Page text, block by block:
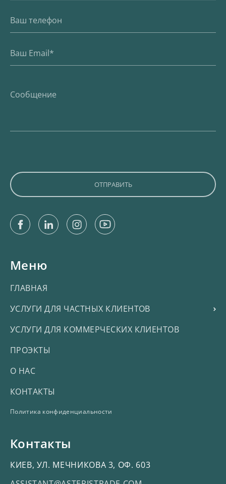
FacebookLinkedinInstagramYoutube
Меню
ГЛАВНАЯ
УСЛУГИ ДЛЯ ЧАСТНЫХ КЛИЕНТОВ
УСЛУГИ ДЛЯ КОММЕРЧЕСКИХ КЛИЕНТОВ
ПРОЭКТЫ
О НАС
КОНТАКТЫ
Политика конфиденциальности
Контакты
КИЕВ, УЛ. МЕЧНИКОВА 3, ОФ. 603